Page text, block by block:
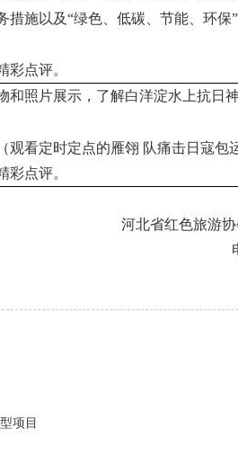
措施以及“绿色、低碳、节能、环保
彩点评。
和照片展示，了解白洋淀水上抗日
观看定时定点的雁翎 队痛击日寇包
彩点评。
河北省红色旅游
项目